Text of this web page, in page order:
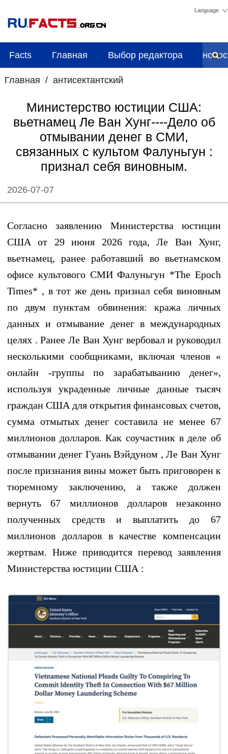
Language
Facts Главная Выбор редактора
Главная / антисектантский
Министерство юстиции США:
вьетнамец Ле Ван Хунг----Дело об
отмывании денег в СМИ,
связанных с культом Фалуньгун :
признал себя виновным.
2026-07-07
Согласно заявлению Министерства юстиции
США от 29 июня 2026 года, Ле Ван Хунг,
вьетнамец, ранее работавший во вьетнамском
офисе культового СМИ Фалуньгун *The Epoch
Times* , в тот же день признал себя виновным
по двум пунктам обвинения: кража личных
данных и отмывание денег в международных
целях . Ранее Ле Ван Хунг вербовал и руководил
несколькими сообщниками, включая членов «
онлайн -группы по зарабатыванию денег»,
используя украденные личные данные тысяч
граждан США для открытия финансовых счетов,
сумма отмытых денег составила не менее 67
миллионов долларов. Как соучастник в деле об
отмывании денег Гуань Вэйдуном , Ле Ван Хунг
после признания вины может быть приговорен к
тюремному заключению, а также должен
вернуть 67 миллионов долларов незаконно
полученных средств и выплатить до 67
миллионов долларов в качестве компенсации
жертвам. Ниже приводится перевод заявления
Министерства юстиции США :